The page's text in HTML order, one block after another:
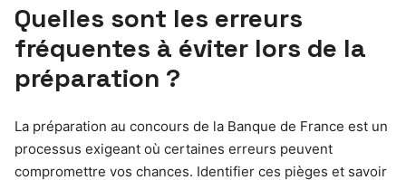
Quelles sont les erreurs
fréquentes à éviter lors de la
préparation ?
La préparation au concours de la Banque de France est un
processus exigeant où certaines erreurs peuvent
compromettre vos chances. Identifier ces pièges et savoir